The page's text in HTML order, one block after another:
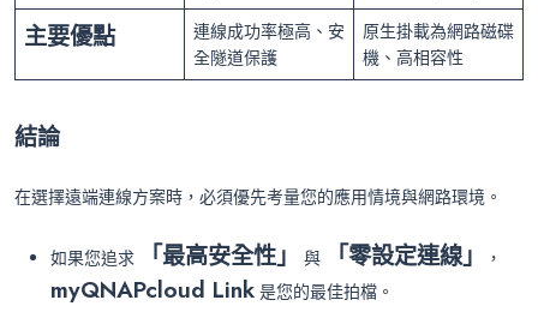
主要優點
連線成功率極高、安
全隧道保護
原生掛載為網路磁碟
機、高相容性
結論
在選擇遠端連線方案時，必須優先考量您的應用情境與網路環境。
如果您追求 「最高安全性」 與 「零設定連線」 ，
myQNAPcloud Link 是您的最佳拍檔。